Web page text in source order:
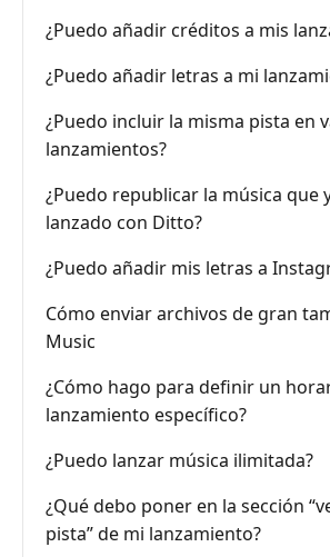
¿Puedo añadir créditos a mis
¿Puedo añadir letras a mi
¿Puedo incluir la misma pista en
lanzamientos?
¿Puedo republicar la música que
lanzado con Ditto?
¿Puedo añadir mis letras a
Cómo enviar archivos de gran
Music
¿Cómo hago para definir un
lanzamiento específico?
¿Puedo lanzar música ilimitada?
¿Qué debo poner en la sección
pista” de mi lanzamiento?